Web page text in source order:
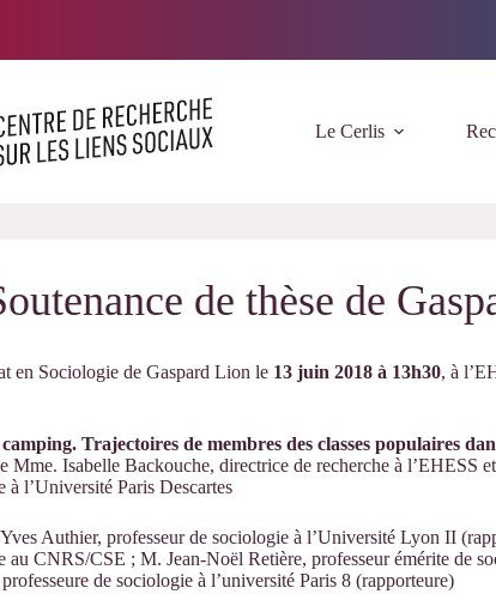
Le Cerlis
de thèse de
en Sociologie de Gaspard Lion le 13 juin 2018 à 13h30, à
Trajectoires de membres des classes populaires
Mme. Isabelle Backouche, directrice de recherche à l’EHESS
à l’Université Paris Descartes
Authier, professeur de sociologie à l’Université Lyon II
au CNRS/CSE ; M. Jean-Noël Retière, professeur émérite de
de sociologie à l’université Paris 8 (rapporteure)